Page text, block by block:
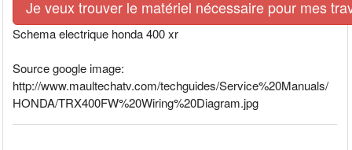
Je veux trouver le matériel nécessaire pour mes
Schema electrique honda 400 xr
Source google image:
http://www.maultechatv.com/techguides/Service%20Manuals/
HONDA/TRX400FW%20Wiring%20Diagram.jpg